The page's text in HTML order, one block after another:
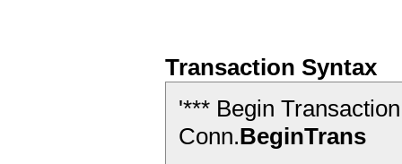
Transaction Syntax
'*** Begin
Conn.BeginTrans